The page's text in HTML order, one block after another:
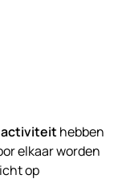
hebben
elkaar worden
op